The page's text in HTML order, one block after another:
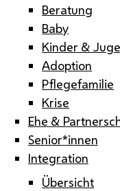
Beratung
Baby
Kinder &
Adoption
Pflegefamilie
Krise
Ehe &
Senior*innen
Integration
Übersicht